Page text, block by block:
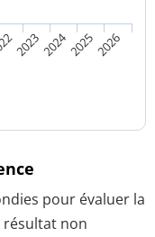
2023202420252026
pour évaluer la
résultat non